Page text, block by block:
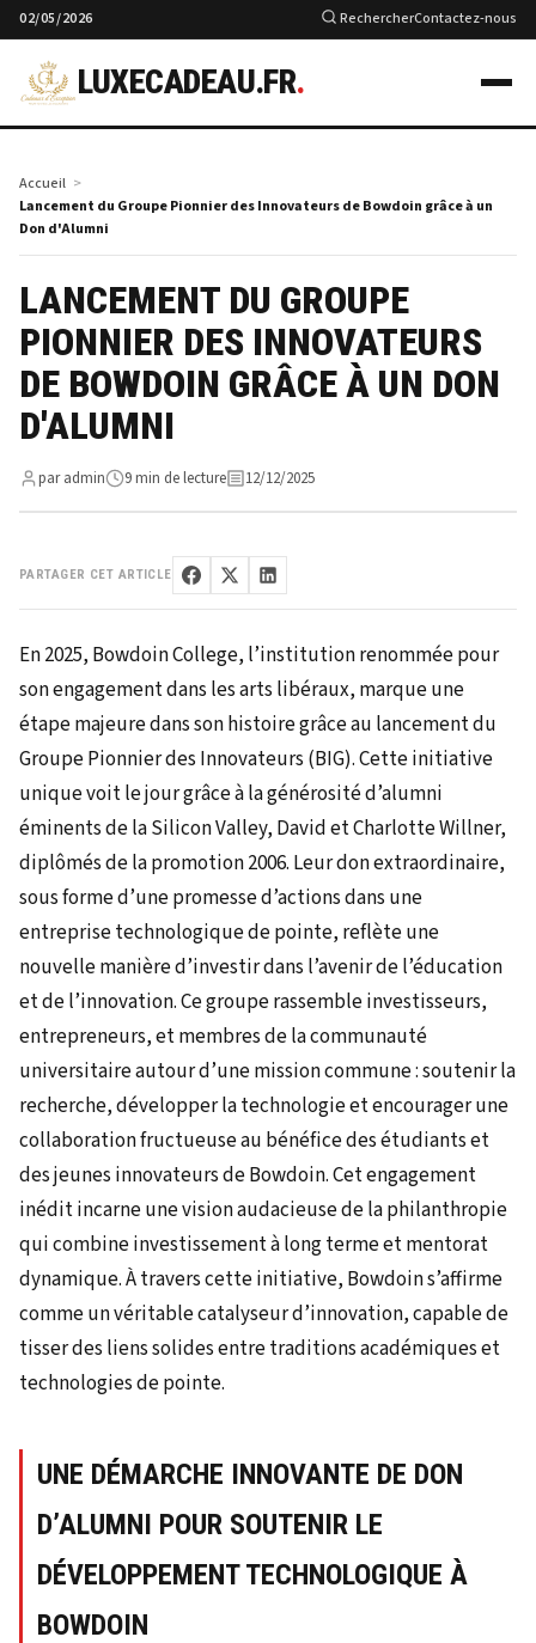
02/05/2026 RechercherContactez-nous
LUXECADEAU.FR.
Accueil
Lancement du Groupe Pionnier des Innovateurs de Bowdoin grâce à un
Don d'Alumni
LANCEMENT DU GROUPE
PIONNIER DES INNOVATEURS
DE BOWDOIN GRÂCE À UN DON
D'ALUMNI
par admin 9 min de lecture 12/12/2025
PARTAGER CET ARTICLE
En 2025, Bowdoin College, l’institution renommée pour
son engagement dans les arts libéraux, marque une
étape majeure dans son histoire grâce au lancement du
Groupe Pionnier des Innovateurs (BIG). Cette initiative
unique voit le jour grâce à la générosité d’alumni
éminents de la Silicon Valley, David et Charlotte Willner,
diplômés de la promotion 2006. Leur don extraordinaire,
sous forme d’une promesse d’actions dans une
entreprise technologique de pointe, reflète une
nouvelle manière d’investir dans l’avenir de l’éducation
et de l’innovation. Ce groupe rassemble investisseurs,
entrepreneurs, et membres de la communauté
universitaire autour d’une mission commune : soutenir la
recherche, développer la technologie et encourager une
collaboration fructueuse au bénéfice des étudiants et
des jeunes innovateurs de Bowdoin. Cet engagement
inédit incarne une vision audacieuse de la philanthropie
qui combine investissement à long terme et mentorat
dynamique. À travers cette initiative, Bowdoin s’affirme
comme un véritable catalyseur d’innovation, capable de
tisser des liens solides entre traditions académiques et
technologies de pointe.
UNE DÉMARCHE INNOVANTE DE DON
D’ALUMNI POUR SOUTENIR LE
DÉVELOPPEMENT TECHNOLOGIQUE À
BOWDOIN